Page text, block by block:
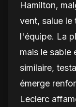
Hamilton,
vent, salue le
l'équipe. La
mais le sable
similaire,
émerge
Leclerc